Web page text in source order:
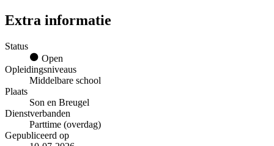
Extra informatie
Status
Open
Opleidingsniveaus
Middelbare school
Plaats
Son en Breugel
Dienstverbanden
Parttime (overdag)
Gepubliceerd op